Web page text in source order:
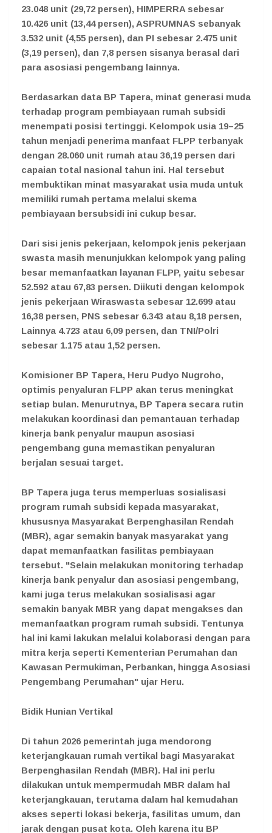
23.048 unit (29,72 persen), HIMPERRA sebesar
10.426 unit (13,44 persen), ASPRUMNAS sebanyak
3.532 unit (4,55 persen), dan PI sebesar 2.475 unit
(3,19 persen), dan 7,8 persen sisanya berasal dari
para asosiasi pengembang lainnya.
Berdasarkan data BP Tapera, minat generasi muda
terhadap program pembiayaan rumah subsidi
menempati posisi tertinggi. Kelompok usia 19–25
tahun menjadi penerima manfaat FLPP terbanyak
dengan 28.060 unit rumah atau 36,19 persen dari
capaian total nasional tahun ini. Hal tersebut
membuktikan minat masyarakat usia muda untuk
memiliki rumah pertama melalui skema
pembiayaan bersubsidi ini cukup besar.
Dari sisi jenis pekerjaan, kelompok jenis pekerjaan
swasta masih menunjukkan kelompok yang paling
besar memanfaatkan layanan FLPP, yaitu sebesar
52.592 atau 67,83 persen. Diikuti dengan kelompok
jenis pekerjaan Wiraswasta sebesar 12.699 atau
16,38 persen, PNS sebesar 6.343 atau 8,18 persen,
Lainnya 4.723 atau 6,09 persen, dan TNI/Polri
sebesar 1.175 atau 1,52 persen.
Komisioner BP Tapera, Heru Pudyo Nugroho,
optimis penyaluran FLPP akan terus meningkat
setiap bulan. Menurutnya, BP Tapera secara rutin
melakukan koordinasi dan pemantauan terhadap
kinerja bank penyalur maupun asosiasi
pengembang guna memastikan penyaluran
berjalan sesuai target.
BP Tapera juga terus memperluas sosialisasi
program rumah subsidi kepada masyarakat,
khususnya Masyarakat Berpenghasilan Rendah
(MBR), agar semakin banyak masyarakat yang
dapat memanfaatkan fasilitas pembiayaan
tersebut. "Selain melakukan monitoring terhadap
kinerja bank penyalur dan asosiasi pengembang,
kami juga terus melakukan sosialisasi agar
semakin banyak MBR yang dapat mengakses dan
memanfaatkan program rumah subsidi. Tentunya
hal ini kami lakukan melalui kolaborasi dengan para
mitra kerja seperti Kementerian Perumahan dan
Kawasan Permukiman, Perbankan, hingga Asosiasi
Pengembang Perumahan" ujar Heru.
Bidik Hunian Vertikal
Di tahun 2026 pemerintah juga mendorong
keterjangkauan rumah vertikal bagi Masyarakat
Berpenghasilan Rendah (MBR). Hal ini perlu
dilakukan untuk mempermudah MBR dalam hal
keterjangkauan, terutama dalam hal kemudahan
akses seperti lokasi bekerja, fasilitas umum, dan
jarak dengan pusat kota. Oleh karena itu BP